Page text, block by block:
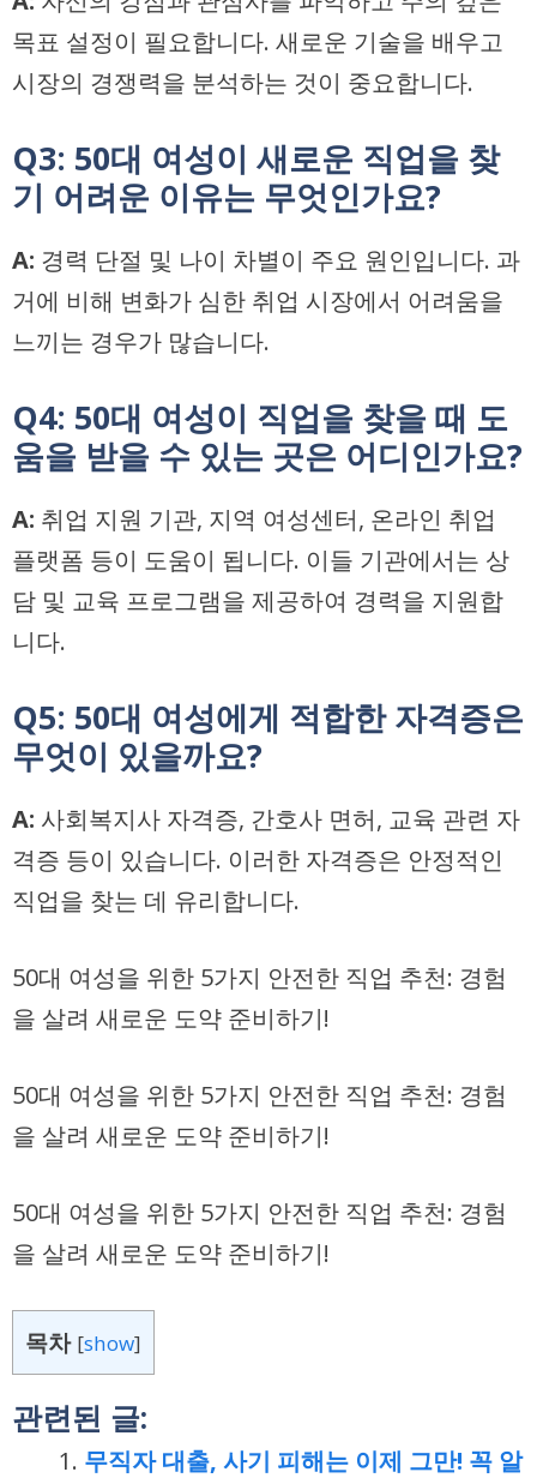
목표 설정이 필요합니다. 새로운 기술을 배우고
시장의 경쟁력을 분석하는 것이 중요합니다.
Q3: 50대 여성이 새로운 직업을 찾
기 어려운 이유는 무엇인가요?
A: 경력 단절 및 나이 차별이 주요 원인입니다. 과
거에 비해 변화가 심한 취업 시장에서 어려움을
느끼는 경우가 많습니다.
Q4: 50대 여성이 직업을 찾을 때 도
움을 받을 수 있는 곳은 어디인가요?
A: 취업 지원 기관, 지역 여성센터, 온라인 취업
플랫폼 등이 도움이 됩니다. 이들 기관에서는 상
담 및 교육 프로그램을 제공하여 경력을 지원합
니다.
Q5: 50대 여성에게 적합한 자격증은
무엇이 있을까요?
A: 사회복지사 자격증, 간호사 면허, 교육 관련 자
격증 등이 있습니다. 이러한 자격증은 안정적인
직업을 찾는 데 유리합니다.
50대 여성을 위한 5가지 안전한 직업 추천: 경험
을 살려 새로운 도약 준비하기!
50대 여성을 위한 5가지 안전한 직업 추천: 경험
을 살려 새로운 도약 준비하기!
50대 여성을 위한 5가지 안전한 직업 추천: 경험
을 살려 새로운 도약 준비하기!
목차 [show]
관련된 글:
무직자 대출, 사기 피해는 이제 그만! 꼭 알